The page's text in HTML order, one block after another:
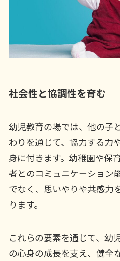
社会性と協調性を育む
幼児教育の場では、他の子
わりを通じて、協力する力
身に付きます。幼稚園や保
者とのコミュニケーション
でなく、思いやりや共感力
ります。
これらの要素を通じて、幼
の心身の成長を支え、健全